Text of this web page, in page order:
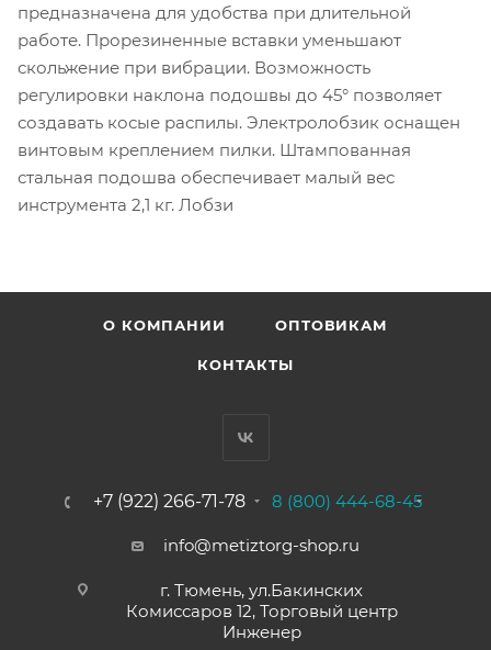
предназначена для удобства при длительной
работе. Прорезиненные вставки уменьшают
скольжение при вибрации. Возможность
регулировки наклона подошвы до 45° позволяет
создавать косые распилы. Электролобзик оснащен
винтовым креплением пилки. Штампованная
стальная подошва обеспечивает малый вес
инструмента 2,1 кг. Лобзи
О КОМПАНИИ ОПТОВИКАМ
КОНТАКТЫ
+7 (922) 266-71-78 8 (800) 444-68-45
info@metiztorg-shop.ru
г. Тюмень, ул.Бакинских
Комиссаров 12, Торговый центр
Инженер